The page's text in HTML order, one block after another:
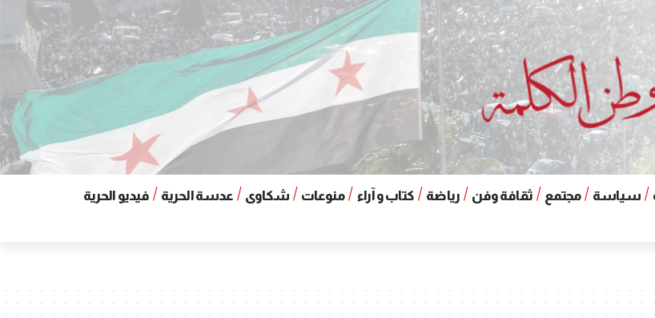
سياسة مجتمع ثقافة وفن رياضة كتاب و آراء منوعات شكاوى عدسة الحرية
فيديو الحرية